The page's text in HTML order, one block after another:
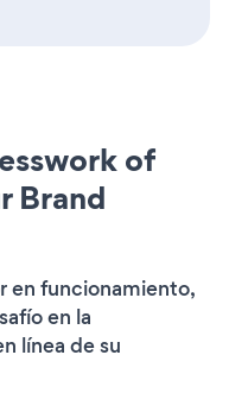
of
Brand
en funcionamiento,
en la
línea de su